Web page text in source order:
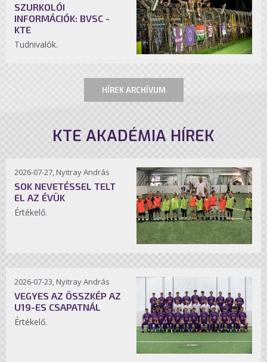
SZURKOLÓI
INFORMÁCIÓK: BVSC -
KTE
Tudnivalók.
HÍREK ARCHÍVUM
KTE AKADÉMIA HÍREK
2026-07-27, Nyitray András
SOK NEVETÉSSEL TELT
EL AZ ÉVÜK
Értékelő.
2026-07-23, Nyitray András
VEGYES AZ ÖSSZKÉP AZ
U19-ES CSAPATNÁL
Értékelő.